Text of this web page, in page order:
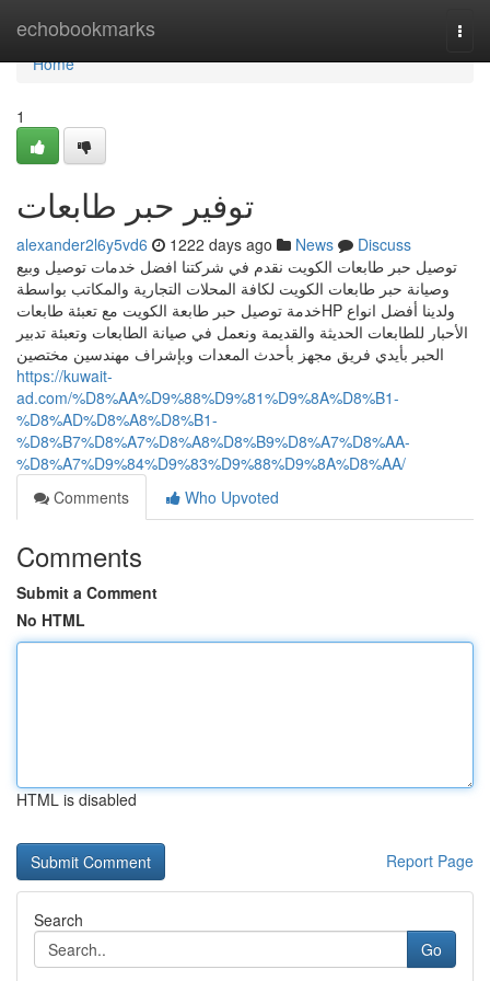
echobookmarks
Home
Home
1
توفير حبر طابعات
alexander2l6y5vd6 1222 days ago News
Discuss
توصيل حبر طابعات الكويت نقدم في شركتنا افضل خدمات توصيل وبيع
وصيانة حبر طابعات الكويت لكافة المحلات التجارية والمكاتب بواسطة
خدمة توصيل حبر طابعة الكويت مع تعبئة طابعاتHP ولدينا أفضل انواع
الأحبار للطابعات الحديثة والقديمة ونعمل في صيانة الطابعات وتعبئة تدبير
الحبر بأيدي فريق مجهز بأحدث المعدات وبإشراف مهندسين مختصين
https://kuwait-
ad.com/%D8%AA%D9%88%D9%81%D9%8A%D8%B1-
%D8%AD%D8%A8%D8%B1-
%D8%B7%D8%A7%D8%A8%D8%B9%D8%A7%D8%AA-
%D8%A7%D9%84%D9%83%D9%88%D9%8A%D8%AA/
Comments
Who Upvoted
Comments
Submit a Comment
No HTML
HTML is disabled
Report Page
Search
Go